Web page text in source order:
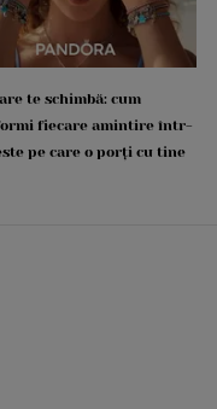
te schimbă: cum
fiecare amintire într-
pe care o porți cu tine